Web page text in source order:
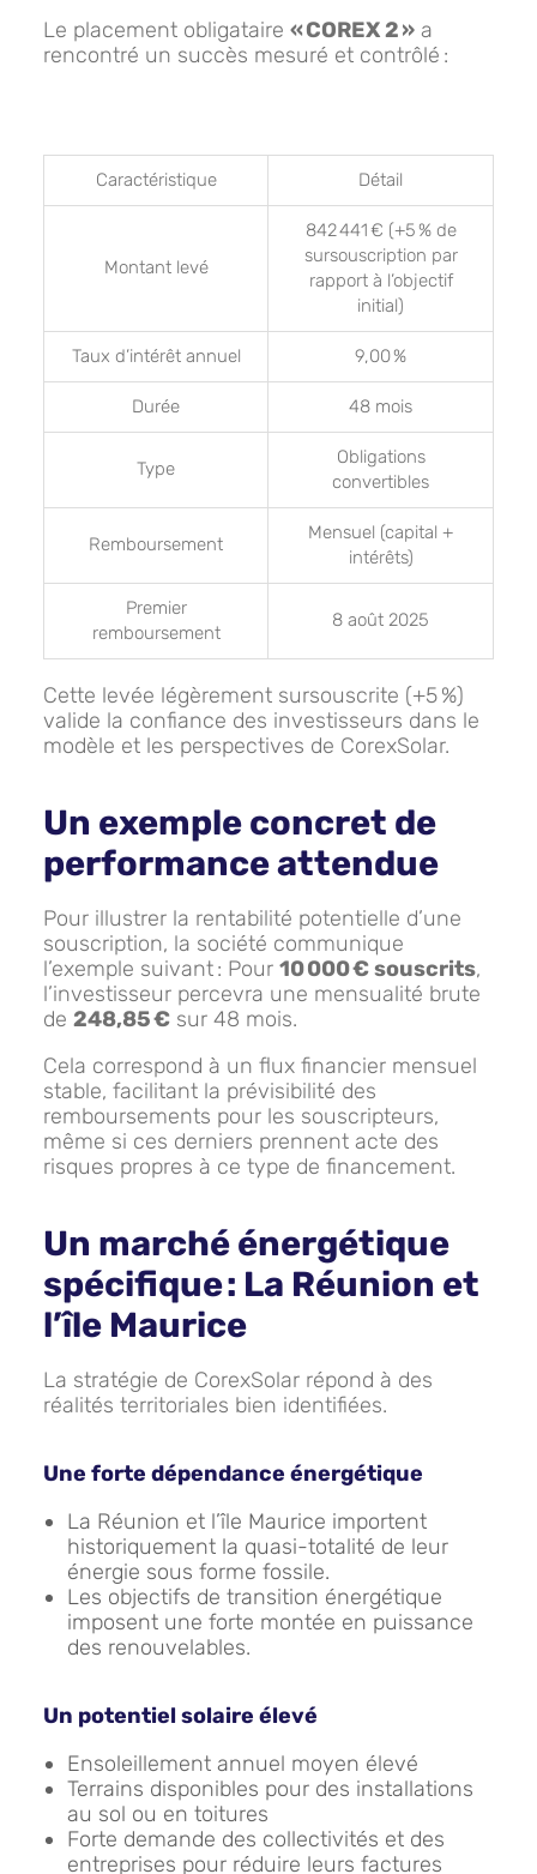
Le placement obligataire « COREX 2 » a
rencontré un succès mesuré et contrôlé :
Caractéristique Détail
Montant levé
842 441 € (+5 % de
sursouscription par
rapport à l’objectif
initial)
Taux d’intérêt annuel 9,00 %
Durée 48 mois
Type
Obligations
convertibles
Remboursement
Mensuel (capital +
intérêts)
Premier
remboursement
8 août 2025
Cette levée légèrement sursouscrite (+5 %)
valide la confiance des investisseurs dans le
modèle et les perspectives de CorexSolar.
Un exemple concret de
performance attendue
Pour illustrer la rentabilité potentielle d’une
souscription, la société communique
l’exemple suivant : Pour 10 000 € souscrits,
l’investisseur percevra une mensualité brute
de 248,85 € sur 48 mois.
Cela correspond à un flux financier mensuel
stable, facilitant la prévisibilité des
remboursements pour les souscripteurs,
même si ces derniers prennent acte des
risques propres à ce type de financement.
Un marché énergétique
spécifique : La Réunion et
l’île Maurice
La stratégie de CorexSolar répond à des
réalités territoriales bien identifiées.
Une forte dépendance énergétique
La Réunion et l’île Maurice importent
historiquement la quasi-totalité de leur
énergie sous forme fossile.
Les objectifs de transition énergétique
imposent une forte montée en puissance
des renouvelables.
Un potentiel solaire élevé
Ensoleillement annuel moyen élevé
Terrains disponibles pour des installations
au sol ou en toitures
Forte demande des collectivités et des
entreprises pour réduire leurs factures